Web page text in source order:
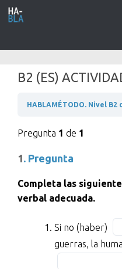
Saltar al contenido
B2 (ES)
HABLAMÉTODO. Nivel B2
Pregunta 1 de 1
1. Pregunta
Completa las
verbal adecuada.
Si
(haber)
Si no (haber) Fill
in
guerras, la